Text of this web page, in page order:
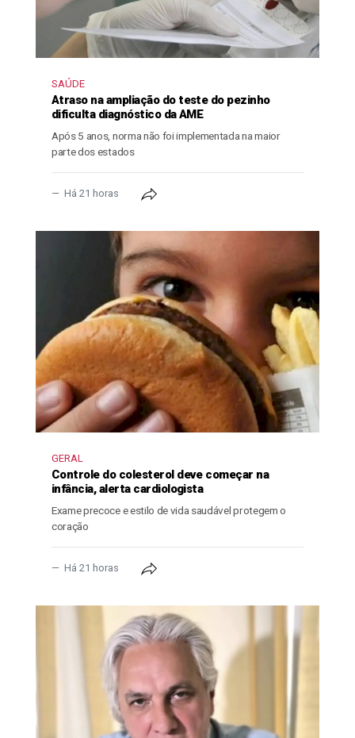
SAÚDE
Atraso na ampliação do teste do pezinho
dificulta diagnóstico da AME
Após 5 anos, norma não foi implementada na maior
parte dos estados
Há 21 horas
GERAL
Controle do colesterol deve começar na
infância, alerta cardiologista
Exame precoce e estilo de vida saudável protegem o
coração
Há 21 horas